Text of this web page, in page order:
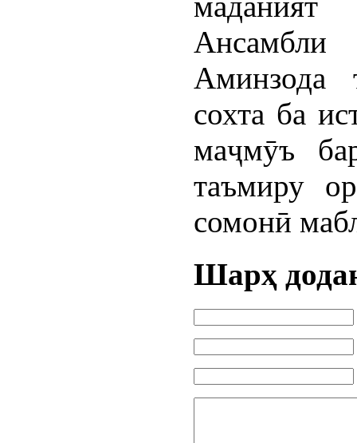
Ансамбли
Аминзода
сохта ба
маҷмӯъ
таъмиру
сомонӣ
Шарҳ